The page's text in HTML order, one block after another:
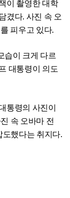
이 촬영한 대학
겼다. 사진 속 오
피우고 있다.
습이 크게 다르
대통령이 의도
통령의 사진이
속 오바마 전
했다는 취지다.